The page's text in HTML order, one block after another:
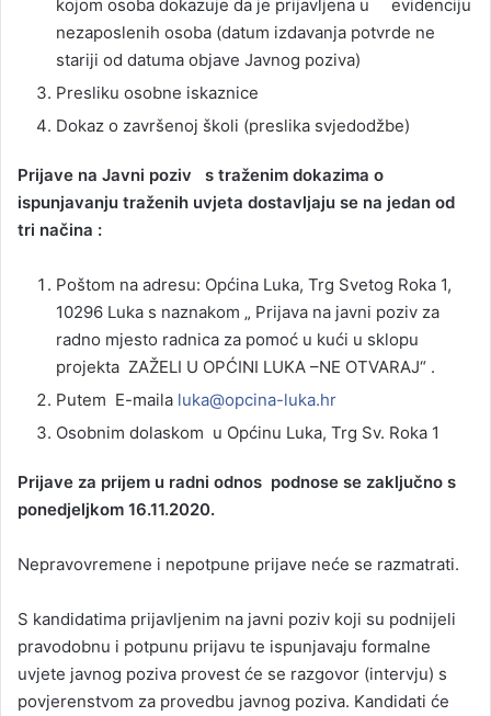
kojom osoba dokazuje da je prijavljena u evidenciju
nezaposlenih osoba (datum izdavanja potvrde ne
stariji od datuma objave Javnog poziva)
Presliku osobne iskaznice
Dokaz o završenoj školi (preslika svjedodžbe)
Prijave na Javni poziv s traženim dokazima o
ispunjavanju traženih uvjeta dostavljaju se na jedan od
tri načina :
Poštom na adresu: Općina Luka, Trg Svetog Roka 1,
10296 Luka s naznakom „ Prijava na javni poziv za
radno mjesto radnica za pomoć u kući u sklopu
projekta ZAŽELI U OPĆINI LUKA –NE OTVARAJ“ .
Putem E-maila luka@opcina-luka.hr
Osobnim dolaskom u Općinu Luka, Trg Sv. Roka 1
Prijave za prijem u radni odnos podnose se zaključno s
ponedjeljkom 16.11.2020.
Nepravovremene i nepotpune prijave neće se razmatrati.
S kandidatima prijavljenim na javni poziv koji su podnijeli
pravodobnu i potpunu prijavu te ispunjavaju formalne
uvjete javnog poziva provest će se razgovor (intervju) s
povjerenstvom za provedbu javnog poziva. Kandidati će